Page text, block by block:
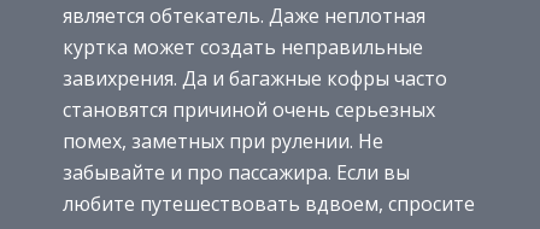
является обтекатель. Даже неплотная
куртка может создать неправильные
завихрения. Да и багажные кофры часто
становятся причиной очень серьезных
помех, заметных при рулении. Не
забывайте и про пассажира. Если вы
любите путешествовать вдвоем, спросите